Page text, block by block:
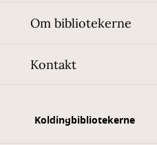
Om bibliotekerne
Kontakt
Koldingbibliotekerne